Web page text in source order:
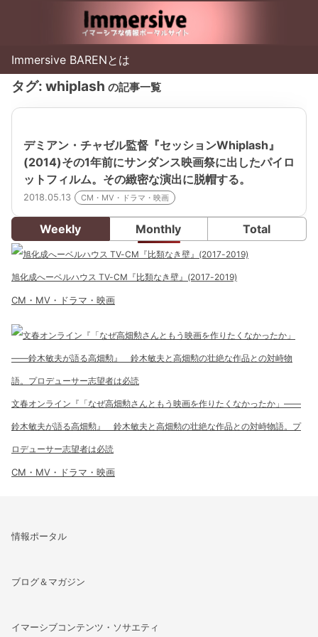
Immersive BARENとは
タグ: whiplash の記事一覧
デミアン・チャゼル監督『セッションWhiplash』
(2014)その1年前にサンダンス映画祭に出したパイロ
ットフィルム。その緻密な演出に脱帽する。
2018.05.13 CM・MV・ドラマ・映画
Weekly Monthly Total
旭化成へーベルハウス TV-CM『比類なき壁』(2017-2019)
CM・MV・ドラマ・映画
文春オンライン『「なぜ高畑勲さんともう映画を作りたくなかったか」――
鈴木敏夫が語る高畑勲』 鈴木敏夫と高畑勲の壮絶な作品との対峙物語。プ
ロデューサー志望者は必読
CM・MV・ドラマ・映画
情報ポータル
ブログ＆マガジン
イマーシブコンテンツ・ソサエティ